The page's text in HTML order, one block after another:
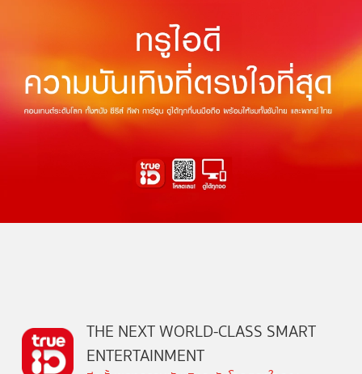
THE NEXT WORLD-CLASS SMART
ENTERTAINMENT